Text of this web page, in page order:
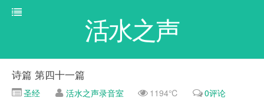
活水之声
诗篇 第四十一篇
圣经 活水之声录音室 1194℃ 0评论